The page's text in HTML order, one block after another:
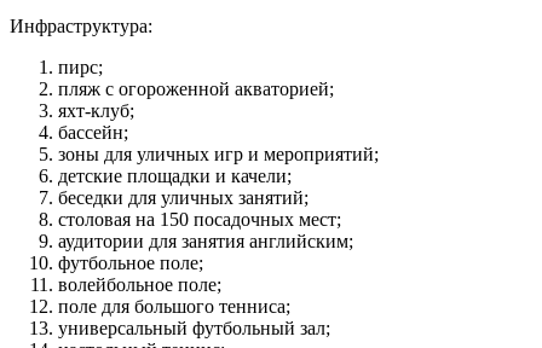
Инфраструктура:
пирс;
пляж с огороженной акваторией;
яхт-клуб;
бассейн;
зоны для уличных игр и мероприятий;
детские площадки и качели;
беседки для уличных занятий;
столовая на 150 посадочных мест;
аудитории для занятия английским;
футбольное поле;
волейбольное поле;
поле для большого тенниса;
универсальный футбольный зал;